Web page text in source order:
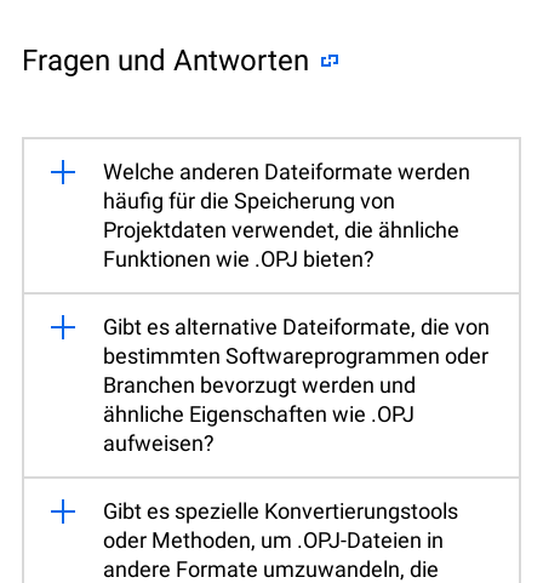
Fragen und Antworten
Welche anderen Dateiformate werden
häufig für die Speicherung von
Projektdaten verwendet, die ähnliche
Funktionen wie .OPJ bieten?
Gibt es alternative Dateiformate, die von
bestimmten Softwareprogrammen oder
Branchen bevorzugt werden und
ähnliche Eigenschaften wie .OPJ
aufweisen?
Gibt es spezielle Konvertierungstools
oder Methoden, um .OPJ-Dateien in
andere Formate umzuwandeln, die